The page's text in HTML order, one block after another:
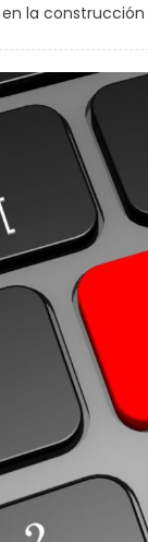
la construcción